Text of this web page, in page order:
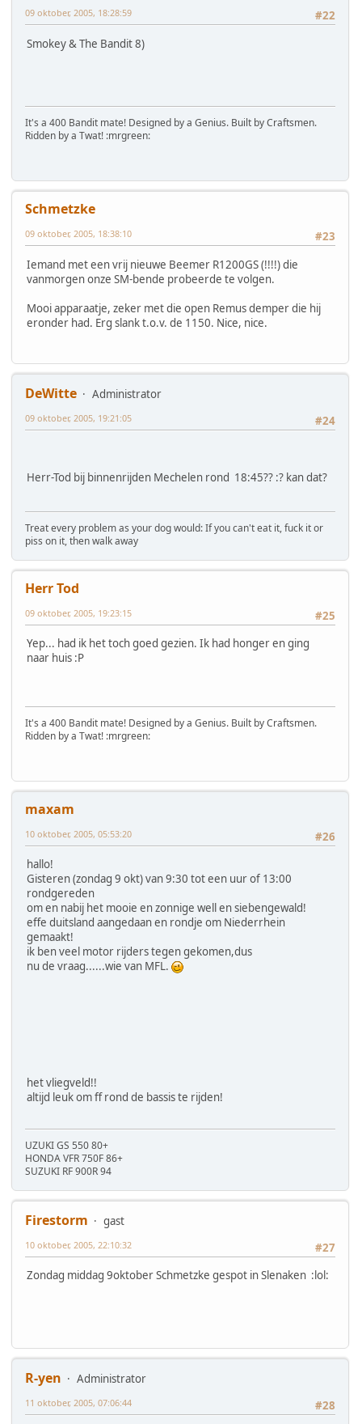
#22
09 oktober, 2005, 18:28:59
Smokey & The Bandit 8)
It's a 400 Bandit mate! Designed by a Genius. Built by Craftsmen.
Ridden by a Twat! :mrgreen:
Schmetzke
#23
09 oktober, 2005, 18:38:10
Iemand met een vrij nieuwe Beemer R1200GS (!!!!) die
vanmorgen onze SM-bende probeerde te volgen.
Mooi apparaatje, zeker met die open Remus demper die hij
eronder had. Erg slank t.o.v. de 1150. Nice, nice.
DeWitte
Administrator
#24
09 oktober, 2005, 19:21:05
Herr-Tod bij binnenrijden Mechelen rond 18:45?? :? kan dat?
Treat every problem as your dog would: If you can't eat it, fuck it or
piss on it, then walk away
Herr Tod
#25
09 oktober, 2005, 19:23:15
Yep... had ik het toch goed gezien. Ik had honger en ging
naar huis :P
It's a 400 Bandit mate! Designed by a Genius. Built by Craftsmen.
Ridden by a Twat! :mrgreen:
maxam
#26
10 oktober, 2005, 05:53:20
hallo!
Gisteren (zondag 9 okt) van 9:30 tot een uur of 13:00
rondgereden
om en nabij het mooie en zonnige well en siebengewald!
effe duitsland aangedaan en rondje om Niederrhein
gemaakt!
ik ben veel motor rijders tegen gekomen,dus
nu de vraag......wie van MFL.
het vliegveld!!
altijd leuk om ff rond de bassis te rijden!
UZUKI GS 550 80+
HONDA VFR 750F 86+
SUZUKI RF 900R 94
Firestorm
gast
#27
10 oktober, 2005, 22:10:32
Zondag middag 9oktober Schmetzke gespot in Slenaken :lol:
R-yen
Administrator
#28
11 oktober, 2005, 07:06:44